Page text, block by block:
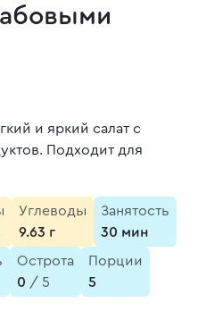
и яркий салат с
Подходит для
Углеводы
9.63 г
Занятость
30 мин
Острота
0 / 5
Порции
5